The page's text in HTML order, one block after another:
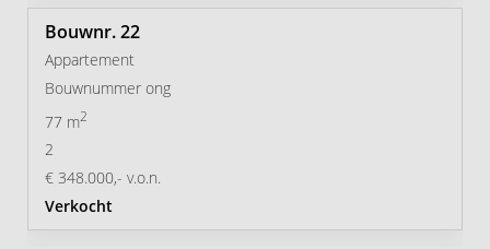
22
Appartement
Bouwnummer ong
77 m2
2
€ 348.000,- v.o.n.
Verkocht